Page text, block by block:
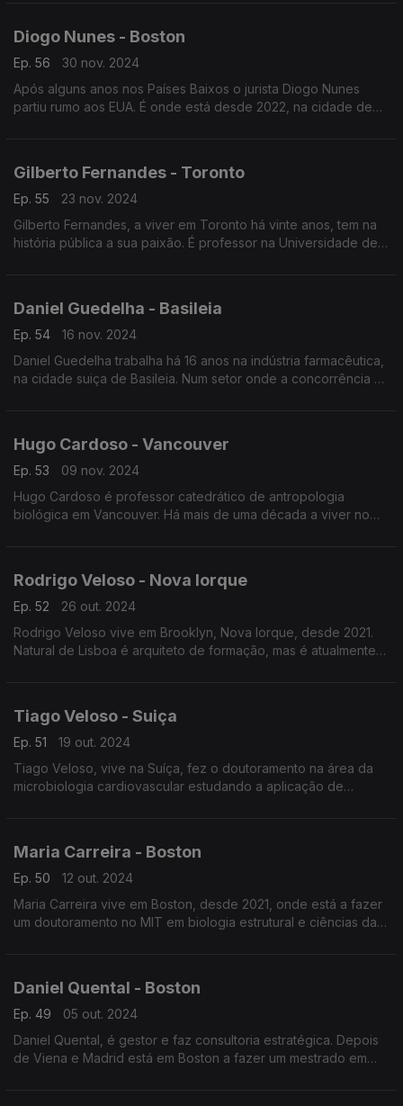
Diogo Nunes - Boston
Ep. 56
30 nov. 2024
Após alguns anos nos Países Baixos o jurista Diogo Nunes
partiu rumo aos EUA. É onde está desde 2022, na cidade de
Gilberto Fernandes - Toronto
Ep. 55
23 nov. 2024
Gilberto Fernandes, a viver em Toronto há vinte anos, tem na
história pública a sua paixão. É professor na Universidade de
Daniel Guedelha - Basileia
Ep. 54
16 nov. 2024
Daniel Guedelha trabalha há 16 anos na indústria farmacêutica,
na cidade suiça de Basileia. Num setor onde a concorrência é
Hugo Cardoso - Vancouver
Ep. 53
09 nov. 2024
Hugo Cardoso é professor catedrático de antropologia
biológica em Vancouver. Há mais de uma década a viver no
Rodrigo Veloso - Nova Iorque
Ep. 52
26 out. 2024
Rodrigo Veloso vive em Brooklyn, Nova Iorque, desde 2021.
Natural de Lisboa é arquiteto de formação, mas é atualmente
Tiago Veloso - Suiça
Ep. 51
19 out. 2024
Tiago Veloso, vive na Suíça, fez o doutoramento na área da
microbiologia cardiovascular estudando a aplicação de
Maria Carreira - Boston
Ep. 50
12 out. 2024
Maria Carreira vive em Boston, desde 2021, onde está a fazer
um doutoramento no MIT em biologia estrutural e ciências da
Daniel Quental - Boston
Ep. 49
05 out. 2024
Daniel Quental, é gestor e faz consultoria estratégica. Depois
de Viena e Madrid está em Boston a fazer um mestrado em